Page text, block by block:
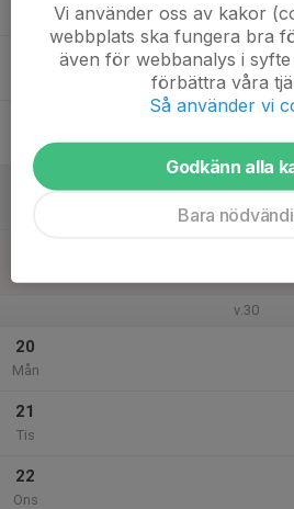
v.30
20
Mån
21
Tis
22
Ons
Vi använder oss av kakor
webbplats ska fungera bra
även för webbanalys i
förbättra våra
Så använder vi
Godkänn alla
Bara